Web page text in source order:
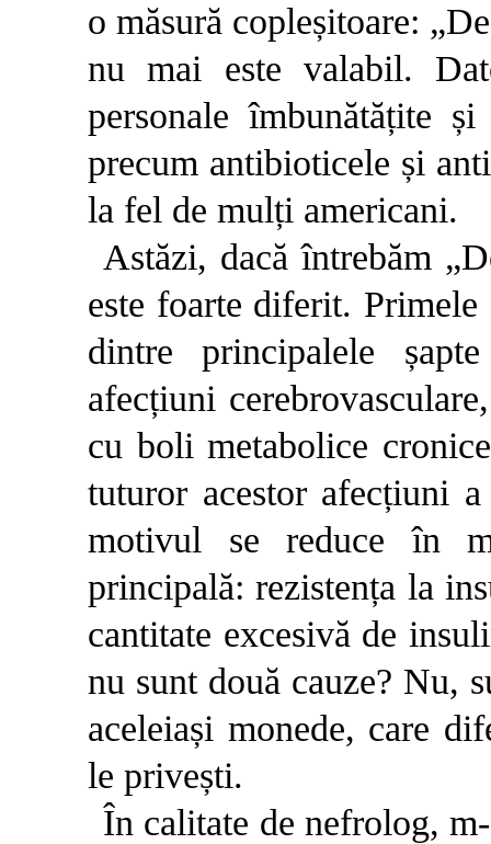
o măsură copleșitoare:
nu mai este valabil.
personale îmbunătățite
precum anti­bioticele și
la fel de mulți americani.
Astăzi, dacă întrebăm
este foarte diferit.
dintre principalele
afecțiuni
cu boli metabolice cronice
tuturor acestor afecțiuni
motivul se reduce în
principală: rezistența la
cantitate excesivă de
nu sunt două cauze? Nu,
aceleiași monede, care
le privești.
În calitate de nefrolog,